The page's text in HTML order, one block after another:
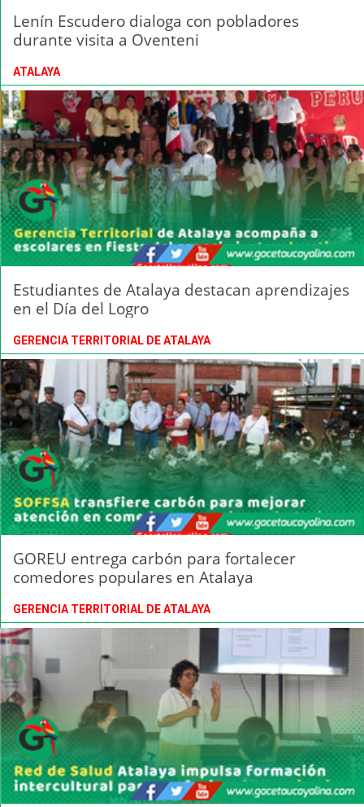
Lenín Escudero dialoga con pobladores
durante visita a Oventeni
ATALAYA
Estudiantes de Atalaya destacan aprendizajes
en el Día del Logro
GERENCIA TERRITORIAL DE ATALAYA
GOREU entrega carbón para fortalecer
comedores populares en Atalaya
GERENCIA TERRITORIAL DE ATALAYA